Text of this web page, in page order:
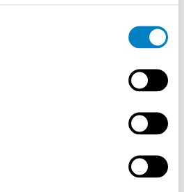
适用于任何过滤系统后端，或安